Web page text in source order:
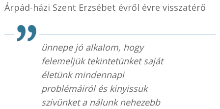
Árpád-házi Szent Erzsébet évről évre visszatérő
ünnepe jó alkalom, hogy
felemeljük tekintetünket saját
életünk mindennapi
problémáiról és kinyissuk
szívünket a nálunk nehezebb